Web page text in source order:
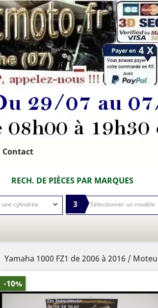
Contact
RECH. DE PIÈCES PAR MARQUES
3
Yamaha 1000 FZ1 de 2006 à 2016 /
-10%